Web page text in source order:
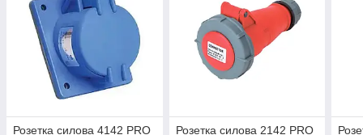
Розетка силова 4142 PRO
Розетка силова 2142 PRO